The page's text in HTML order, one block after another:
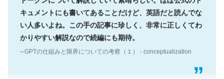
キュメントにも書いてあることだけど、英語だと読んでな
い人多いよね。この手の記事に珍しく、非常に正しくてわ
かりやすい解説なので続編にも期待。
─GPTの仕組みと限界についての考察（１） - conceptualization